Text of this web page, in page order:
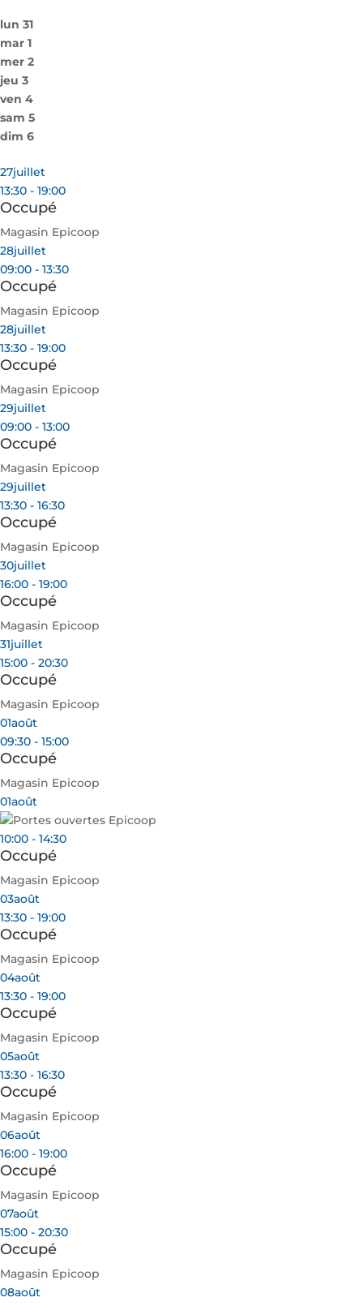
lun 31
mar 1
mer 2
jeu 3
ven 4
sam 5
dim 6
27juillet
13:30 - 19:00
Occupé
Magasin Epicoop
28juillet
09:00 - 13:30
Occupé
Magasin Epicoop
28juillet
13:30 - 19:00
Occupé
Magasin Epicoop
29juillet
09:00 - 13:00
Occupé
Magasin Epicoop
29juillet
13:30 - 16:30
Occupé
Magasin Epicoop
30juillet
16:00 - 19:00
Occupé
Magasin Epicoop
31juillet
15:00 - 20:30
Occupé
Magasin Epicoop
01août
09:30 - 15:00
Occupé
Magasin Epicoop
01août
10:00 - 14:30
Occupé
Magasin Epicoop
03août
13:30 - 19:00
Occupé
Magasin Epicoop
04août
13:30 - 19:00
Occupé
Magasin Epicoop
05août
13:30 - 16:30
Occupé
Magasin Epicoop
06août
16:00 - 19:00
Occupé
Magasin Epicoop
07août
15:00 - 20:30
Occupé
Magasin Epicoop
08août